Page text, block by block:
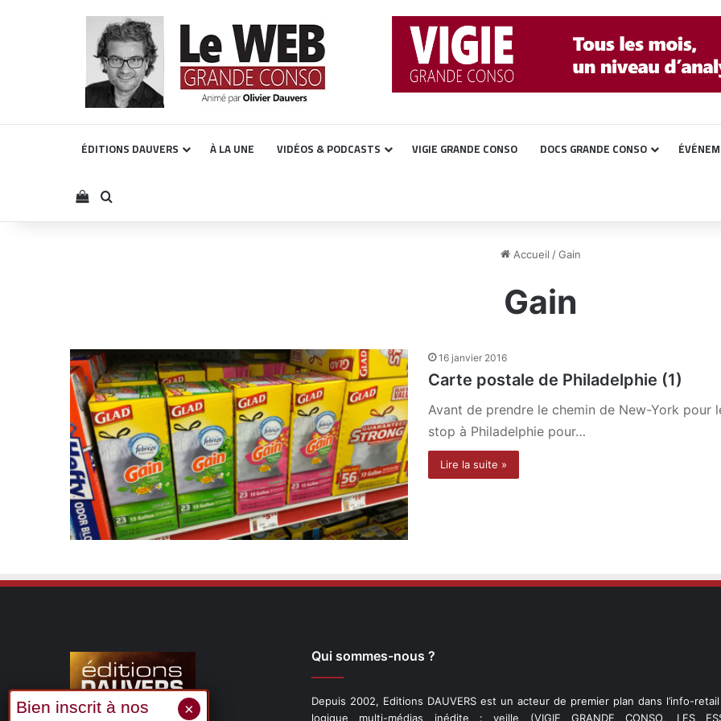
ÉDITIONS DAUVERS À LA UNE VIDÉOS & PODCASTS VIGIE GRANDE CONSO DOCS GRANDE CONSO
Voir votre panier
Rechercher
Accueil /Gain
Gain
16 janvier 2016
Carte postale de Philadelphie (1)
Avant de prendre le chemin de New-York pour
stop à Philadelphie pour…
Lire la suite »
Qui sommes-nous ?
Depuis 2002, Editions DAUVERS est un acteur de premier plan dans l’info-
logique multi-médias inédite : veille (VIGIE GRANDE CONSO, LES